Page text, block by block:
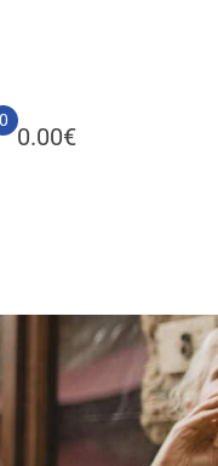
0.00€
0